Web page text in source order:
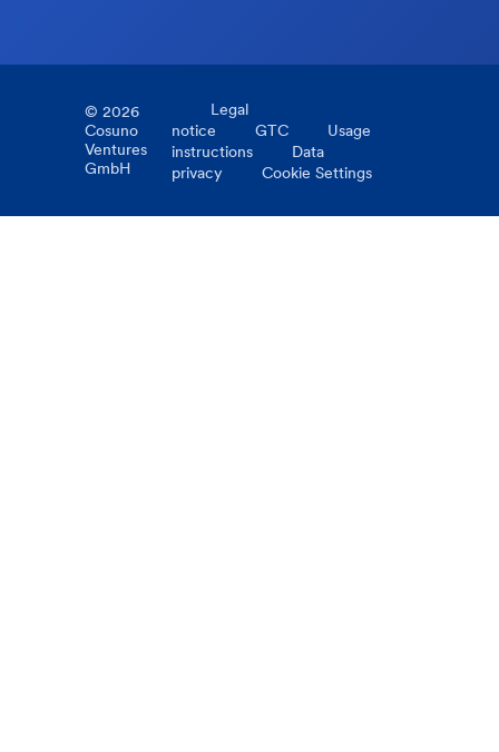
© 2026
Cosuno
Ventures
GmbH
Legal
notice
GTC
Usage
instructions
Data
privacy
Cookie Settings